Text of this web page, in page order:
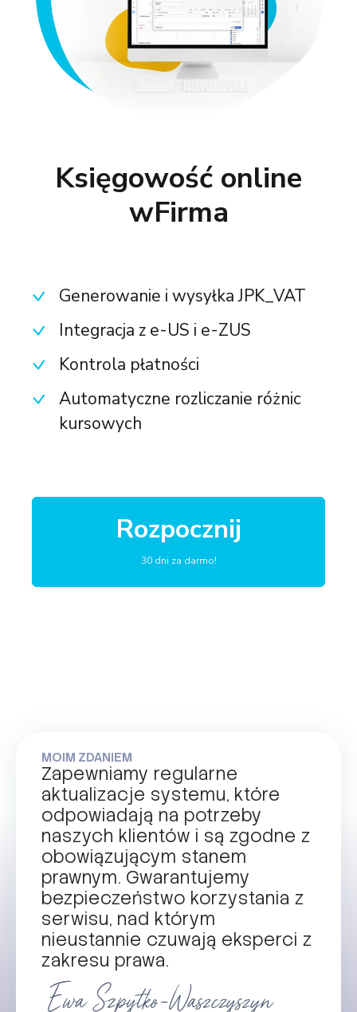
Księgowość online
wFirma
Generowanie i wysyłka JPK_VAT
Integracja z e-US i e-ZUS
Kontrola płatności
Automatyczne rozliczanie różnic
kursowych
Rozpocznij
30 dni za darmo!
MOIM ZDANIEM
Zapewniamy regularne
aktualizacje systemu, które
odpowiadają na potrzeby
naszych klientów i są zgodne z
obowiązującym stanem
prawnym. Gwarantujemy
bezpieczeństwo korzystania z
serwisu, nad którym
nieustannie czuwają eksperci z
zakresu prawa.